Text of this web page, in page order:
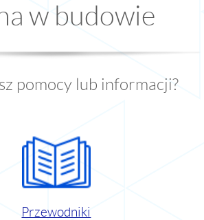
w budowie
pomocy lub informacji?
Przewodniki